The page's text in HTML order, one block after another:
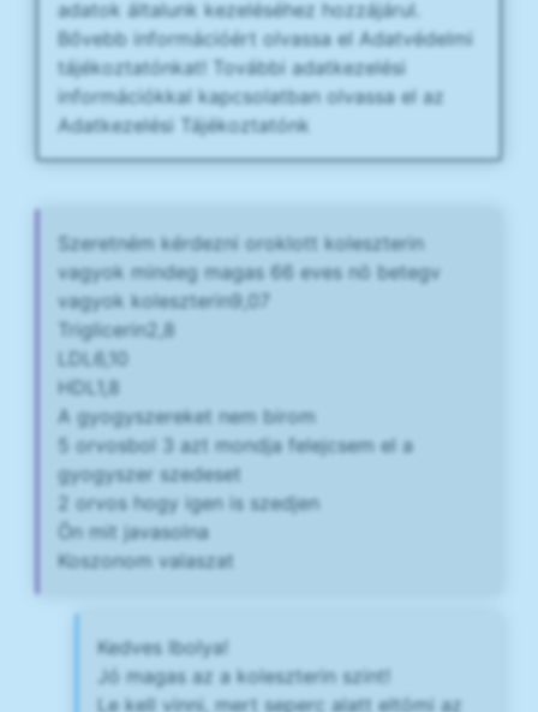
adatok általunk kezeléséhez hozzájárul.
Bővebb információért olvassa el Adatvédelmi
tájékoztatónkat! További adatkezelési
információkkal kapcsolatban olvassa el az
Adatkezelési Tájékoztatónk
Szeretném kérdezni oroklott koleszterin
vagyok mindeg magas 66 eves nö betegv
vagyok koleszterin9,07
Triglicerin2,8
LDL6,10
HDL1,8
A gyogyszereket nem birom
5 orvosbol 3 azt mondja felejcsem el a
gyogyszer szedeset
2 orvos hogy igen is szedjen
Ön mit javasolna
Koszonom valaszat
Kedves Ibolya!
Jó magas az a koleszterin szint!
Le kell vinni, mert seperc alatt eltömi az